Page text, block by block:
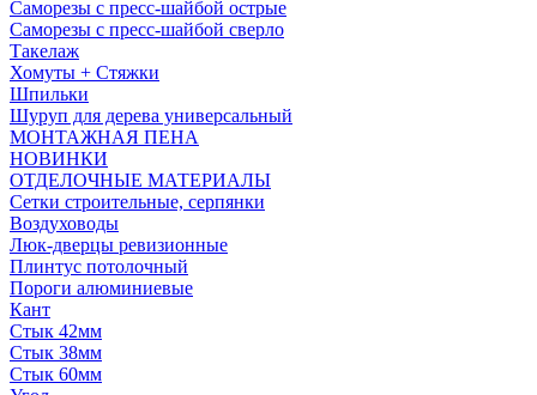
Саморезы с пресс-шайбой острые
Саморезы с пресс-шайбой сверло
Такелаж
Хомуты + Стяжки
Шпильки
Шуруп для дерева универсальный
МОНТАЖНАЯ ПЕНА
НОВИНКИ
ОТДЕЛОЧНЫЕ МАТЕРИАЛЫ
Сетки строительные, серпянки
Воздуховоды
Люк-дверцы ревизионные
Плинтус потолочный
Пороги алюминиевые
Кант
Стык 42мм
Стык 38мм
Стык 60мм